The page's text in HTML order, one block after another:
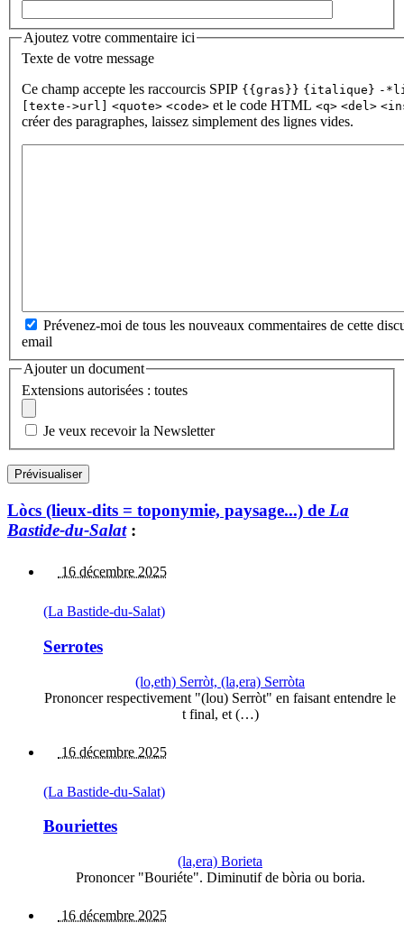
Ajoutez votre commentaire ici
Texte de votre message
Ce champ accepte les raccourcis SPIP {{gras}} {italique} -
[texte->url]
<quote> <code> et le code HTML <q> <del>
créer des paragraphes, laissez simplement des lignes vides.
Prévenez-moi de tous les nouveaux commentaires de cette
email
Ajouter un document
Extensions autorisées : toutes
Je veux recevoir la Newsletter
Lòcs (lieux-dits = toponymie, paysage...) de La
Bastide-du-Salat:
16 décembre 2025
(La Bastide-du-Salat)
Serrotes
(lo,eth) Serròt, (la,era) Serròta
Prononcer respectivement "(lou) Serròt" en faisant entendre le
t final, et (…)
16 décembre 2025
(La Bastide-du-Salat)
Bouriettes
(la,era) Borieta
Prononcer "Bouriéte". Diminutif de bòria ou boria.
16 décembre 2025